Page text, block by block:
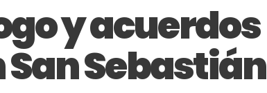
y acuerdos
Sebastián